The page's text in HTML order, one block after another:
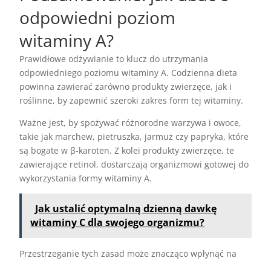
odpowiedni poziom
witaminy A?
Prawidłowe odżywianie to klucz do utrzymania
odpowiedniego poziomu witaminy A. Codzienna dieta
powinna zawierać zarówno produkty zwierzęce, jak i
roślinne, by zapewnić szeroki zakres form tej witaminy.
Ważne jest, by spożywać różnorodne warzywa i owoce,
takie jak marchew, pietruszka, jarmuż czy papryka, które
są bogate w β-karoten. Z kolei produkty zwierzęce, te
zawierające retinol, dostarczają organizmowi gotowej do
wykorzystania formy witaminy A.
Jak ustalić optymalną dzienną dawkę
witaminy C dla swojego organizmu?
Przestrzeganie tych zasad może znacząco wpłynąć na